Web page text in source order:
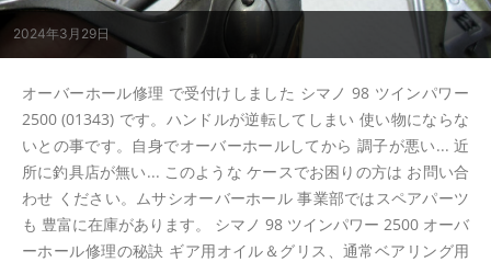
2024年3月29日
オーバーホール修理 で受付けしました シマノ 98 ツインパワー
2500 (01343) です。ハンドルが逆転してしまい 使い物にならな
いとの事です。自身でオーバーホールしてから 調子が悪い... 近
所に釣具店が無い... このような ケースでお困りの方は お問い合
わせ ください。ムサシオーバーホール 事業部ではスペアパーツ
も 豊富に在庫があります。 シマノ 98 ツインパワー 2500 オーバ
ーホール修理の秘訣 ギア用オイル＆グリス、通常ベアリング用